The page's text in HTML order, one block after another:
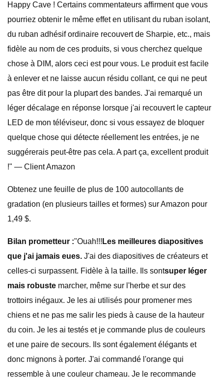
Happy Cave ! Certains commentateurs affirment que vous
pourriez obtenir le même effet en utilisant du ruban isolant,
du ruban adhésif ordinaire recouvert de Sharpie, etc., mais
fidèle au nom de ces produits, si vous cherchez quelque
chose à DIM, alors ceci est pour vous. Le produit est facile
à enlever et ne laisse aucun résidu collant, ce qui ne peut
pas être dit pour la plupart des bandes. J'ai remarqué un
léger décalage en réponse lorsque j'ai recouvert le capteur
LED de mon téléviseur, donc si vous essayez de bloquer
quelque chose qui détecte réellement les entrées, je ne
suggérerais peut-être pas cela. A part ça, excellent produit
!" — Client Amazon
Obtenez une feuille de plus de 100 autocollants de
gradation (en plusieurs tailles et formes) sur Amazon pour
1,49 $.
Bilan prometteur :"Ouah!!! Les meilleures diapositives
que j'ai jamais eues. J'ai des diapositives de créateurs et
celles-ci surpassent. Fidèle à la taille. Ils sontsuper léger
mais robuste marcher, même sur l'herbe et sur des
trottoirs inégaux. Je les ai utilisés pour promener mes
chiens et ne pas me salir les pieds à cause de la hauteur
du coin. Je les ai testés et je commande plus de couleurs
et une paire de secours. Ils sont également élégants et
donc mignons à porter. J'ai commandé l'orange qui
ressemble à une couleur chameau. Je le recommande